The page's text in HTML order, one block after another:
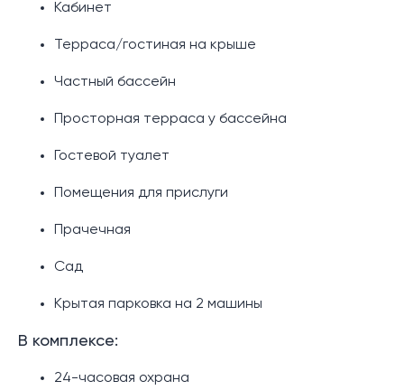
Кабинет
Терраса/гостиная на крыше
Частный бассейн
Просторная терраса у бассейна
Гостевой туалет
Помещения для прислуги
Прачечная
Сад
Крытая парковка на 2 машины
В комплексе:
24-часовая охрана